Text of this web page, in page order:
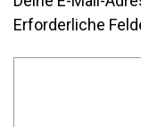
Erforderliche